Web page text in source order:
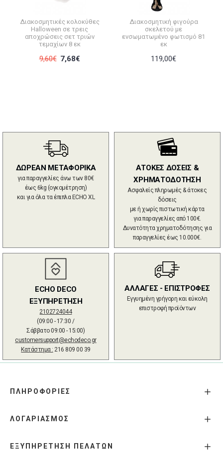
Διακοσμητικές κολοκύθες
Halloween σε τρεις
αποχρώσεις σετ τριών
τεμαχίων 8 εκ
9,60€ 7,68€
Διακοσμητική φιγούρα
σκελετού με
ενσωματωμένο φωτισμό 81
εκ
119,00€
ΔΩΡΕΑΝ ΜΕΤΑΦΟΡΙΚΑ
για παραγγελίες άνω των 80€
έως 6kg (ογκομέτρηση)
και για όλα τα έπιπλα ECHO XL
ΑΤΟΚΕΣ ΔΟΣΕΙΣ &
ΧΡΗΜΑΤΟΔΟΤΗΣΗ
Ασφαλείς πληρωμές & άτοκες
δόσεις
με ή χωρίς πιστωτική κάρτα
για παραγγελίες από 100€.
Δυνατότητα χρηματοδότησης για
παραγγελίες έως 10.000€.
ECHO DECO
ΕΞΥΠΗΡΕΤΗΣΗ
2102724044
(09:00 - 17:30 /
Σάββατο 09:00 - 15:00)
customersupport@echodeco.gr
Κατάστημα : 216 809 00 39
ΑΛΛΑΓΕΣ - ΕΠΙΣΤΡΟΦΕΣ
Εγγυημένη γρήγορη και εύκολη
επιστροφή προϊόντων
ΠΛΗΡΟΦΟΡΙΕΣ
ΛΟΓΑΡΙΑΣΜΟΣ
ΕΞΥΠΗΡΕΤΗΣΗ ΠΕΛΑΤΩΝ